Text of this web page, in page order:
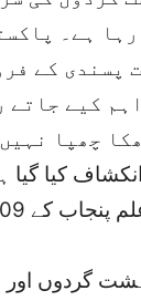
ہے۔
پسندی کے
کیے جاتے
چھپا
کیا گیا
گردوں